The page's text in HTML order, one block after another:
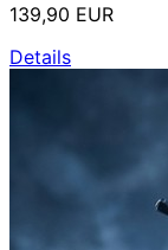
139,90 EUR
Details